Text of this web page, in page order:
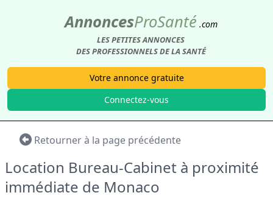
AnnoncesProSanté .com
LES PETITES ANNONCES
DES PROFESSIONNELS DE LA SANTÉ
Votre annonce gratuite
Connectez-vous
Retourner à la page précédente
Location Bureau-Cabinet à proximité
immédiate de Monaco